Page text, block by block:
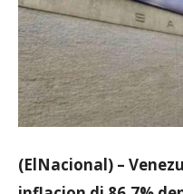
(ElNacional) –